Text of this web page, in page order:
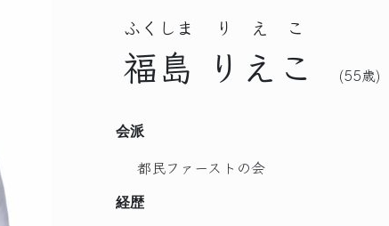
福島
ふくしま
りえこ
りえこ
(55歳)
会派
都民ファーストの会
経歴